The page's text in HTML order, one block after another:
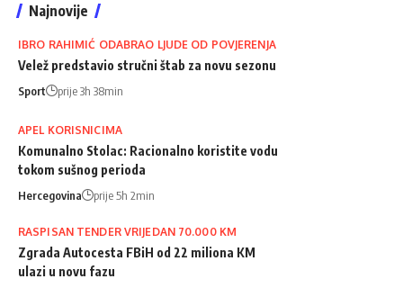
Najnovije
IBRO RAHIMIĆ ODABRAO LJUDE OD POVJERENJA
Velež predstavio stručni štab za novu sezonu
Sport prije 3h 38min
APEL KORISNICIMA
Komunalno Stolac: Racionalno koristite vodu
tokom sušnog perioda
Hercegovina prije 5h 2min
RASPISAN TENDER VRIJEDAN 70.000 KM
Zgrada Autocesta FBiH od 22 miliona KM
ulazi u novu fazu